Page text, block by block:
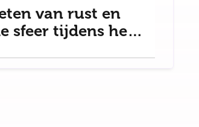
van rust en
sfeer tijdens het